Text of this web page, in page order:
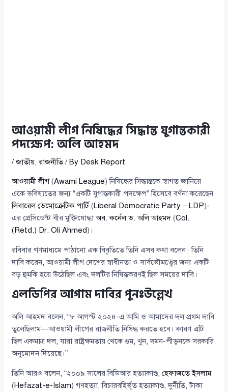
আওয়ামী লীগ নিষিদ্ধের সিদ্ধান্ত যুগান্তকারী
পদক্ষেপ: অলি আহমদ
/জাতীয়,রাজনীতি/ By Desk Report
আওয়ামী লীগ(Awami League) নিষিদ্ধের সিদ্ধান্তকে স্বাগত জানিয়ে
একে ভবিষ্যতের জন্য “একটি যুগান্তকারী পদক্ষেপ” হিসেবে বর্ণনা করেছেন
লিবারেল ডেমোক্রেটিক পার্টি (Liberal Democratic Party – LDP)-
এর প্রেসিডেন্ট বীর মুক্তিযোদ্ধাঅব. কর্নেল ড. অলি আহমদ (Col.
(Retd.) Dr. Oli Ahmed)।
রবিবার গণমাধ্যমে পাঠানো এক বিবৃতিতে তিনি এসব কথা বলেন। তিনি
দাবি করেন, আওয়ামী লীগ দেশের স্বাধীনতা ও সার্বভৌমত্বের জন্য একটি
বড় হুমকি হয়ে উঠেছিল এবং দলটির নিষিদ্ধকরণই ছিল সময়ের দাবি।
এলডিপির আগাম দাবির পুনঃউল্লেখ
অলি আহমদ বলেন, “৮ আগস্ট ২০২৪-এ আমি ও আমাদের দল প্রথম দাবি
তুলেছিলাম—আওয়ামী লীগের রাজনীতি নিষিদ্ধ করতে হবে। কারণ এটি
ছিল একমাত্র দল, যারা রাষ্ট্রক্ষমতায় থেকে গুম, খুন, দমন-পীড়নকে সরকারি
অনুমোদন দিয়েছে।”
তিনি আরও বলেন, “২০০৯ সালের বিডিআর হত্যাকাণ্ড,হেফাজতে ইসলাম
(Hefazat-e-Islam) গণহত্যা, বিচারবহির্ভূত হত্যাকাণ্ড, দুর্নীতি, টাকা